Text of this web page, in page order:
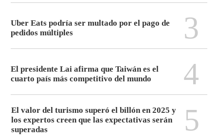
Uber Eats podría ser multado por el pago de
pedidos múltiples
3
El presidente Lai afirma que Taiwán es el
cuarto país más competitivo del mundo
4
El valor del turismo superó el billón en 2025 y
los expertos creen que las expectativas serán
superadas
5